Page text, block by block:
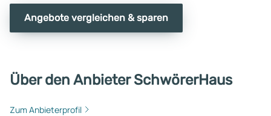
Angebote vergleichen & sparen
Über den Anbieter SchwörerHaus
Zum Anbieterprofil